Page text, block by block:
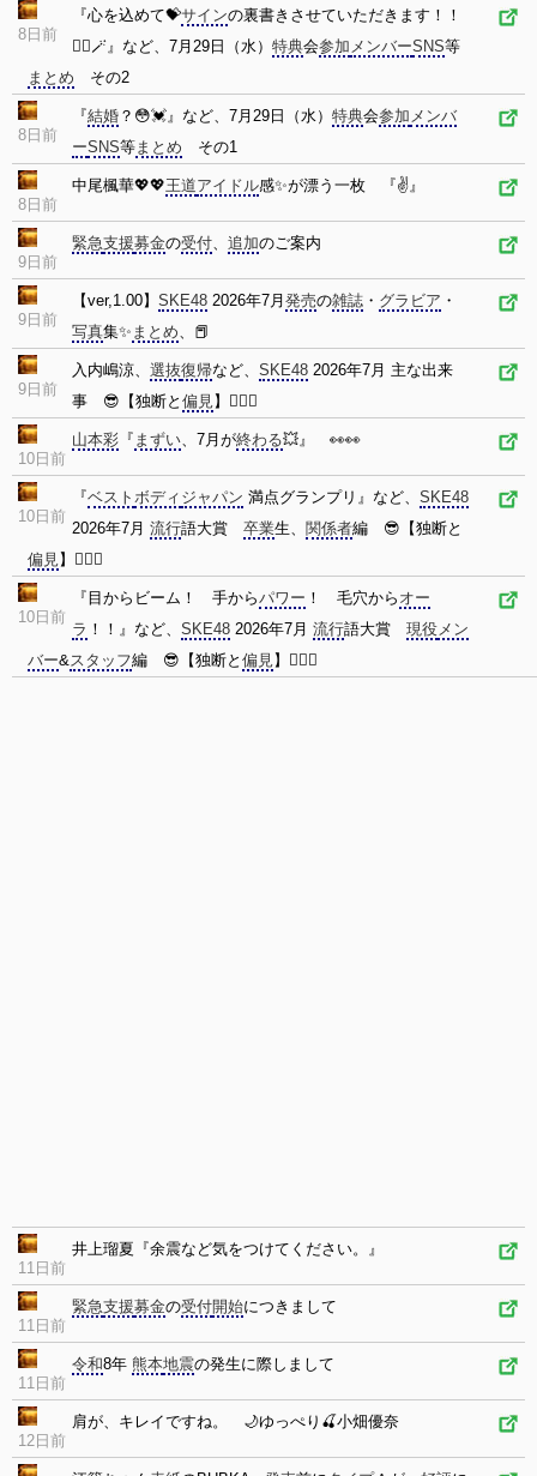
8日前
『心を込めて💝サインの裏書きさせていただきます！！
🧚‍🪄』など、7月29日（水） 特典会参加 メンバーSNS等
まとめ その2
8日前
『結婚 ？😳💓』など、7月29日（水） 特典会参加 メンバ
ーSNS等まとめ その1
8日前
中尾楓華💖💖王道アイドル感✨が漂う一枚 『✌』
9日前
緊急支援募金の受付、 追加のご案内
9日前
【ver,1.00】 SKE48 2026年7月 発売の雑誌 ・ グラビア ・
写真集✨ まとめ、📕
9日前
入内嶋涼、 選抜復帰など、 SKE48 2026年7月 主な出来
事 😎【独断と 偏見】🙇🏻‍
10日前
山本彩 『 まずい、7月が終わる💥』 👀👀
10日前
『ベスト ボディ ジャパン 満点グランプリ』など、 SKE48
2026年7月 流行語大賞 卒業生、 関係者編 😎【独断と
偏見】🙇🏻‍
10日前
『目からビーム！ 手からパワー ！ 毛穴から オー
ラ ！！』など、 SKE48 2026年7月 流行語大賞 現役メン
バー&スタッフ編 😎【独断と 偏見】🙇🏻‍
11日前
井上瑠夏『余震など気をつけてください。』
11日前
緊急支援募金の受付開始につきまして
11日前
令和8年 熊本地震の発生に際しまして
12日前
肩が、キレイですね。 🌙ゆっぺり🍒小畑優奈